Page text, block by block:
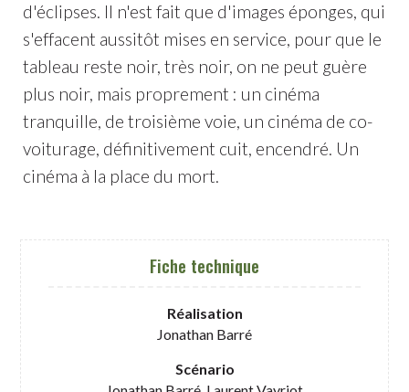
Fiche technique
Réalisation
Jonathan Barré
Scénario
d'éclipses. Il n'est fait que d'images éponges, qui
s'effacent aussitôt mises en service, pour que le
tableau reste noir, très noir, on ne peut guère
plus noir, mais proprement : un cinéma
tranquille, de troisième voie, un cinéma de co-
voiturage, définitivement cuit, encendré. Un
cinéma à la place du mort.